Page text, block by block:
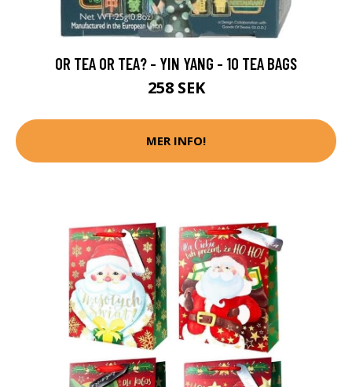
OR TEA OR TEA? - YIN YANG - 10 TEA BAGS
258 SEK
MER INFO!